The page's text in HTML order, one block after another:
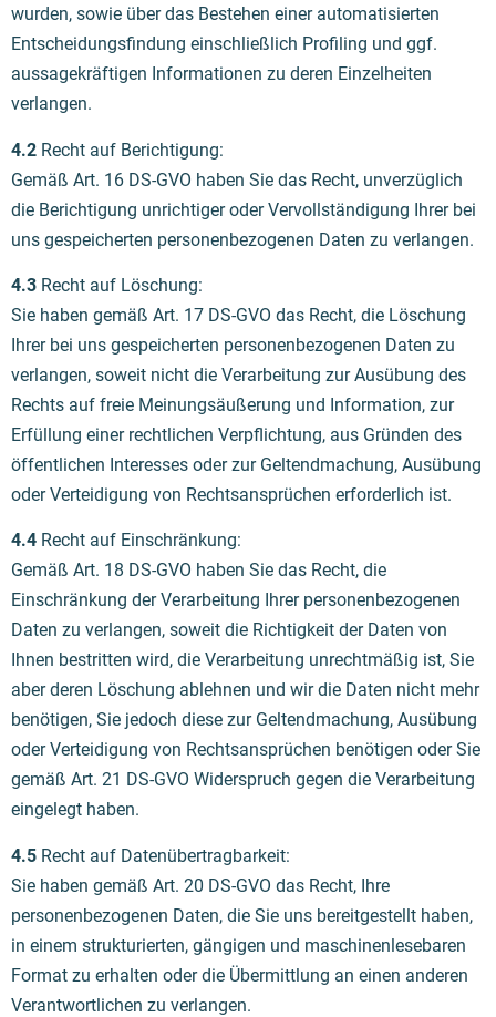
wurden, sowie über das Bestehen einer automatisierten
Entscheidungsfindung einschließlich Profiling und ggf.
aussagekräftigen Informationen zu deren Einzelheiten
verlangen.
4.2 Recht auf Berichtigung:
Gemäß Art. 16 DS-GVO haben Sie das Recht, unverzüglich
die Berichtigung unrichtiger oder Vervollständigung Ihrer bei
uns gespeicherten personenbezogenen Daten zu verlangen.
4.3 Recht auf Löschung:
Sie haben gemäß Art. 17 DS-GVO das Recht, die Löschung
Ihrer bei uns gespeicherten personenbezogenen Daten zu
verlangen, soweit nicht die Verarbeitung zur Ausübung des
Rechts auf freie Meinungsäußerung und Information, zur
Erfüllung einer rechtlichen Verpflichtung, aus Gründen des
öffentlichen Interesses oder zur Geltendmachung, Ausübung
oder Verteidigung von Rechtsansprüchen erforderlich ist.
4.4 Recht auf Einschränkung:
Gemäß Art. 18 DS-GVO haben Sie das Recht, die
Einschränkung der Verarbeitung Ihrer personenbezogenen
Daten zu verlangen, soweit die Richtigkeit der Daten von
Ihnen bestritten wird, die Verarbeitung unrechtmäßig ist, Sie
aber deren Löschung ablehnen und wir die Daten nicht mehr
benötigen, Sie jedoch diese zur Geltendmachung, Ausübung
oder Verteidigung von Rechtsansprüchen benötigen oder Sie
gemäß Art. 21 DS-GVO Widerspruch gegen die Verarbeitung
eingelegt haben.
4.5 Recht auf Datenübertragbarkeit:
Sie haben gemäß Art. 20 DS-GVO das Recht, Ihre
personenbezogenen Daten, die Sie uns bereitgestellt haben,
in einem strukturierten, gängigen und maschinenlesebaren
Format zu erhalten oder die Übermittlung an einen anderen
Verantwortlichen zu verlangen.